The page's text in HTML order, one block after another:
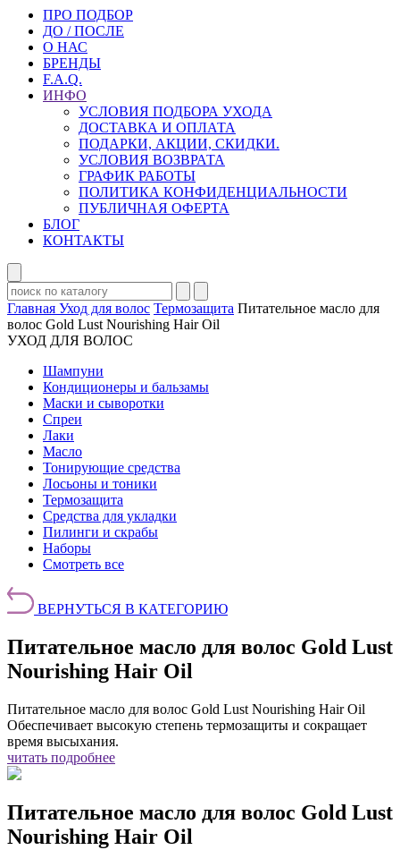
ПРО ПОДБОР
ДО / ПОСЛЕ
О НАС
БРЕНДЫ
F.A.Q.
ИНФО
УСЛОВИЯ ПОДБОРА УХОДА
ДОСТАВКА И ОПЛАТА
ПОДАРКИ, АКЦИИ, СКИДКИ.
УСЛОВИЯ ВОЗВРАТА
ГРАФИК РАБОТЫ
ПОЛИТИКА КОНФИДЕНЦИАЛЬНОСТИ
ПУБЛИЧНАЯ ОФЕРТА
БЛОГ
КОНТАКТЫ
Главная Уход для волос Термозащита Питательное масло для
волос Gold Lust Nourishing Hair Oil
УХОД ДЛЯ ВОЛОС
Шампуни
Кондиционеры и бальзамы
Маски и сыворотки
Спреи
Лаки
Масло
Тонирующие средства
Лосьоны и тоники
Термозащита
Средства для укладки
Пилинги и скрабы
Наборы
Смотреть все
ВЕРНУТЬСЯ В КАТЕГОРИЮ
Питательное масло для волос Gold Lust
Nourishing Hair Oil
Питательное масло для волос Gold Lust Nourishing Hair Oil
Обеспечивает высокую степень термозащиты и сокращает
время высыхания.
читать подробнее
Питательное масло для волос Gold Lust
Nourishing Hair Oil